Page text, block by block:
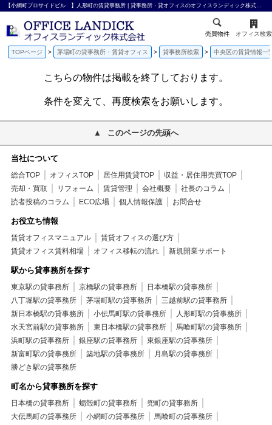
【小網町プロサイドビル 】人形町の賃貸事務所 | 貸事務所・貸オフィスのオフィスランディック株式会社
売買物件 オフィス検索
TOPページ 茅場町の貸事務所・賃貸オフィス 貸事務所検索 中央区の賃貸情報一
こちらの物件は掲載を終了しております。
条件を変えて、再度検索をお願いします。
このページの先頭へ
当社について
総合TOP オフィスTOP 居住用賃貸TOP
収益・居住用売買TOP
売却・買取
リフォーム 賃貸管理 会社概要
社長のコラム
読者投稿のコラム
ECO広場 個人情報保護 お問合せ
お役立ち情報
賃貸オフィスマニュアル
賃貸オフィスの選び方
賃貸オフィス賃料相場
オフィス移転の流れ 新規開業サポート
駅から貸事務所を探す
東京駅の貸事務所 京橋駅の貸事務所
日本橋駅の貸事務所
八丁堀駅の貸事務所
茅場町駅の貸事務所
三越前駅の貸事務所
新日本橋駅の貸事務所
小伝馬町駅の貸事務所
人形町駅の貸事務所
水天宮前駅の貸事務所
東日本橋駅の貸事務所
馬喰町駅の貸事務所
浜町駅の貸事務所
銀座駅の貸事務所
東銀座駅の貸事務所
新富町駅の貸事務所
築地駅の貸事務所
月島駅の貸事務所
勝どき駅の貸事務所
町名から貸事務所を探す
日本橋の貸事務所 蛎殻町の貸事務所
兜町の貸事務所
大伝馬町の貸事務所
小網町の貸事務所
馬喰町の貸事務所